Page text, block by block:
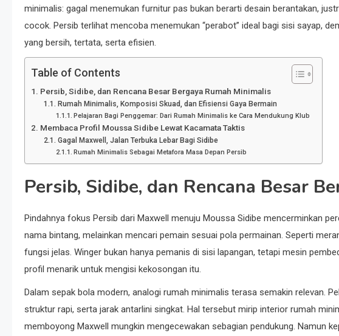
minimalis: gagal menemukan furnitur pas bukan berarti desain berantakan,
cocok. Persib terlihat mencoba menemukan “perabot” ideal bagi sisi sayap,
yang bersih, tertata, serta efisien.
Table of Contents
Persib, Sidibe, dan Rencana Besar Bergaya Rumah Minimalis
Rumah Minimalis, Komposisi Skuad, dan Efisiensi Gaya Bermain
Pelajaran Bagi Penggemar: Dari Rumah Minimalis ke Cara Mendukung Klub
Membaca Profil Moussa Sidibe Lewat Kacamata Taktis
Gagal Maxwell, Jalan Terbuka Lebar Bagi Sidibe
Rumah Minimalis Sebagai Metafora Masa Depan Persib
Persib, Sidibe, dan Rencana Besar
Pindahnya fokus Persib dari Maxwell menuju Moussa Sidibe mencerminkan
nama bintang, melainkan mencari pemain sesuai pola permainan. Seperti
fungsi jelas. Winger bukan hanya pemanis di sisi lapangan, tetapi mesin
profil menarik untuk mengisi kekosongan itu.
Dalam sepak bola modern, analogi rumah minimalis terasa semakin relevan.
struktur rapi, serta jarak antarlini singkat. Hal tersebut mirip interior rumah
memboyong Maxwell mungkin mengecewakan sebagian pendukung. Namun